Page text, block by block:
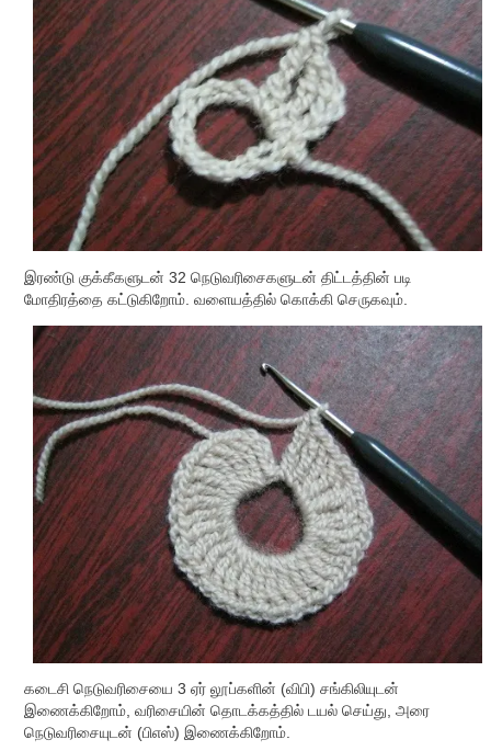
இரண்டு குக்கீகளுடன் 32 நெடுவரிசைகளுடன் திட்டத்தின் படி
மோதிரத்தை கட்டுகிறோம். வளையத்தில் கொக்கி செருகவும்.
கடைசி நெடுவரிசையை 3 ஏர் லூப்களின் (விபி) சங்கிலியுடன்
இணைக்கிறோம், வரிசையின் தொடக்கத்தில் டயல் செய்து, அரை
நெடுவரிசையுடன் (பிஎஸ்) இணைக்கிறோம்.